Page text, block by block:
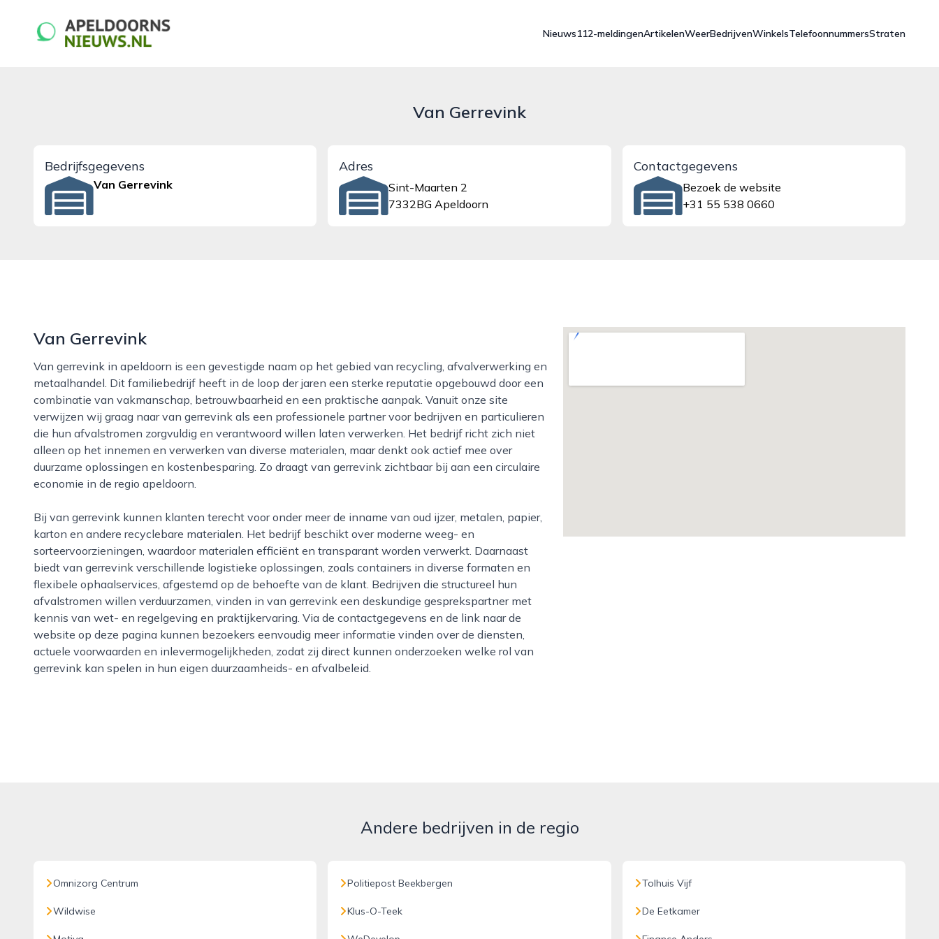
apeldoornsnieuws.nl
Nieuws112-meldingenArtikelenWeerBedrijvenWinkelsTelefoonnummersStraten
Van Gerrevink
Bedrijfsgegevens
Van Gerrevink
Adres
Sint-Maarten 2
7332BG Apeldoorn
Contactgegevens
Bezoek de website
+31 55 538 0660
Van Gerrevink
Van gerrevink in apeldoorn is een gevestigde naam op het gebied van recycling, afvalverwerking en
metaalhandel. Dit familiebedrijf heeft in de loop der jaren een sterke reputatie opgebouwd door een
combinatie van vakmanschap, betrouwbaarheid en een praktische aanpak. Vanuit onze site
verwijzen wij graag naar van gerrevink als een professionele partner voor bedrijven en particulieren
die hun afvalstromen zorgvuldig en verantwoord willen laten verwerken. Het bedrijf richt zich niet
alleen op het innemen en verwerken van diverse materialen, maar denkt ook actief mee over
duurzame oplossingen en kostenbesparing. Zo draagt van gerrevink zichtbaar bij aan een circulaire
economie in de regio apeldoorn.
Bij van gerrevink kunnen klanten terecht voor onder meer de inname van oud ijzer, metalen, papier,
karton en andere recyclebare materialen. Het bedrijf beschikt over moderne weeg- en
sorteervoorzieningen, waardoor materialen efficiënt en transparant worden verwerkt. Daarnaast
biedt van gerrevink verschillende logistieke oplossingen, zoals containers in diverse formaten en
flexibele ophaalservices, afgestemd op de behoefte van de klant. Bedrijven die structureel hun
afvalstromen willen verduurzamen, vinden in van gerrevink een deskundige gesprekspartner met
kennis van wet- en regelgeving en praktijkervaring. Via de contactgegevens en de link naar de
website op deze pagina kunnen bezoekers eenvoudig meer informatie vinden over de diensten,
actuele voorwaarden en inlevermogelijkheden, zodat zij direct kunnen onderzoeken welke rol van
gerrevink kan spelen in hun eigen duurzaamheids- en afvalbeleid.
Andere bedrijven in de regio
Omnizorg Centrum
Wildwise
Politiepost Beekbergen
Klus-O-Teek
Tolhuis Vijf
De Eetkamer